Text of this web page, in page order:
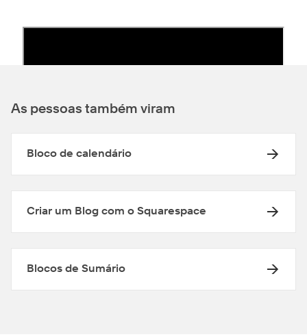
As pessoas também viram
Bloco de calendário
Criar um Blog com o Squarespace
Blocos de Sumário